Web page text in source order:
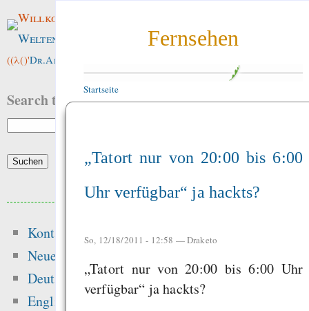
Fernsehen
Startseite
„Tatort nur von 20:00 bis 6:00
Uhr verfügbar“ ja hackts?
So, 12/18/2011 - 12:58 —Draketo
„Tatort nur von 20:00 bis 6:00 Uhr
verfügbar“ ja hackts?
Willkommen im
Weltenwald
((λ()'Dr.ArneBab
Search this site:
Kontakt
Neue Inhalte
Deutsch
English
Beliebte Inhalte
Heute:
Die erste Million
schwerste: Der